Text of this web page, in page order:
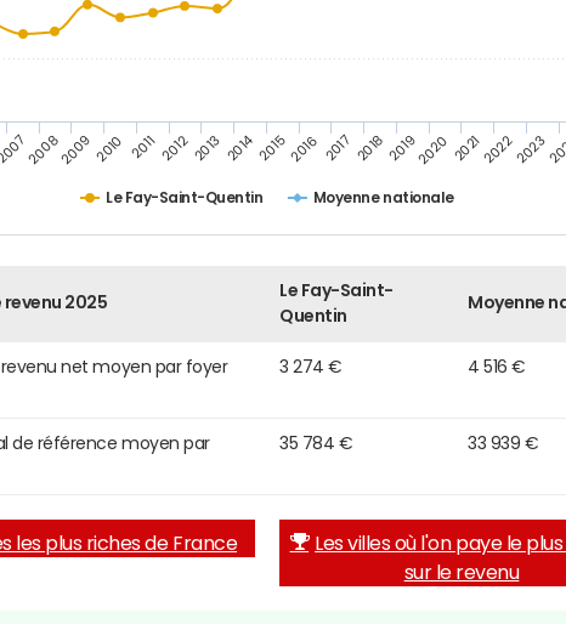
Le Fay-Saint-Quentin Moyenne nationale
200820092010 2011 20122013 201420152016 2017 201820192020 202120222023
revenu 2025
Le Fay-Saint-
Quentin
Moyenne
revenu net moyen par foyer
3 274 € 4 516 €
de référence moyen par
35 784 € 33 939 €
les plus riches de France
Les villes où l'on paye le
sur le revenu